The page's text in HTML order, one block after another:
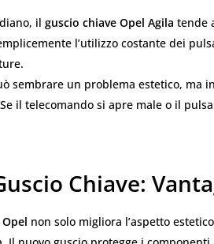
il guscio chiave Opel Agila tende
l’utilizzo costante dei
sembrare un problema estetico, ma
il telecomando si apre male o il
Chiave:
non solo migliora l’aspetto